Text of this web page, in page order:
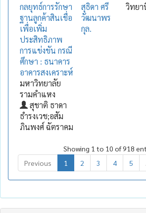
กลยุทธ์การรักษา
ฐานลูกค้าสินเชื่อ
เพื่อเพิ่ม
ประสิทธิภาพ
การแข่งขัน กรณี
ศึกษา : ธนาคาร
อาคารสงเคราะห์
มหาวิทยาลัย
รามคำแหง
สุชาติ ธาดา
ธำรงเวช;อสัม
ภินพงศ์ ฉัตราคม
สุธิดา ศรี
วัฒนาพร
กุล.
วิทย
Showing 1 to 10 of 918
Previous
1 2 3 4 5